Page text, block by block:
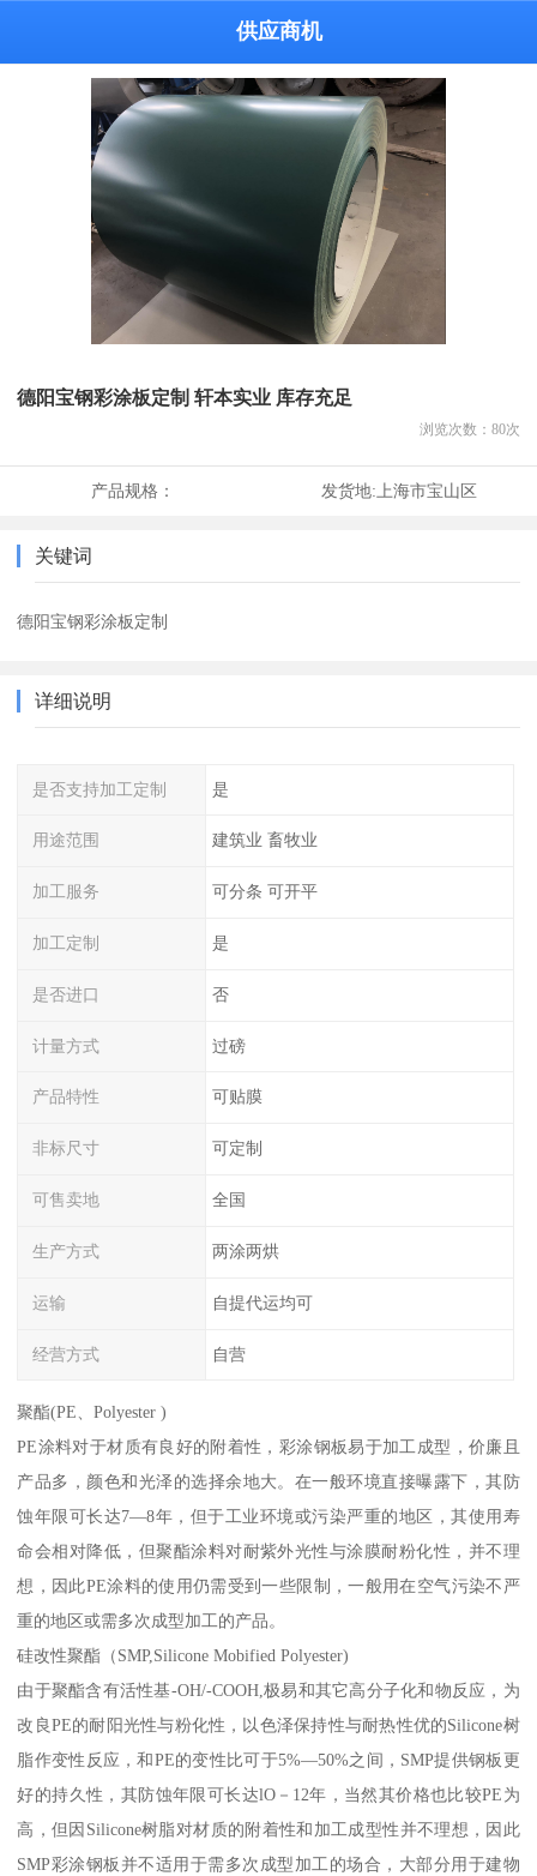
供应商机
德阳宝钢彩涂板定制 轩本实业 库存充足
浏览次数： 80次
产品规格： 发货地:上海市宝山区
关键词
德阳宝钢彩涂板定制
详细说明
是否支持加工定制 是
用途范围 建筑业 畜牧业
加工服务 可分条 可开平
加工定制 是
是否进口 否
计量方式 过磅
产品特性 可贴膜
非标尺寸 可定制
可售卖地 全国
生产方式 两涂两烘
运输 自提代运均可
经营方式 自营
聚酯(PE、Polyester )
PE涂料对于材质有良好的附着性，彩涂钢板易于加工成型，价廉且
产品多，颜色和光泽的选择余地大。在一般环境直接曝露下，其防
蚀年限可长达7—8年，但于工业环境或污染严重的地区，其使用寿
命会相对降低，但聚酯涂料对耐紫外光性与涂膜耐粉化性，并不理
想，因此PE涂料的使用仍需受到一些限制，一般用在空气污染不严
重的地区或需多次成型加工的产品。
硅改性聚酯（SMP,Silicone Mobified Polyester)
由于聚酯含有活性基-OH/-COOH,极易和其它高分子化和物反应，为
改良PE的耐阳光性与粉化性，以色泽保持性与耐热性优的Silicone树
脂作变性反应，和PE的变性比可于5%—50%之间，SMP提供钢板更
好的持久性，其防蚀年限可长达lO－12年，当然其价格也比较PE为
高，但因Silicone树脂对材质的附着性和加工成型性并不理想，因此
SMP彩涂钢板并不适用于需多次成型加工的场合，大部分用于建物